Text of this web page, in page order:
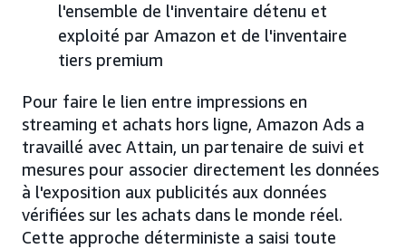
l'ensemble de l'inventaire détenu et
exploité par Amazon et de l'inventaire
tiers premium
Pour faire le lien entre impressions en
streaming et achats hors ligne, Amazon Ads a
travaillé avec Attain, un partenaire de suivi et
mesures pour associer directement les données
à l'exposition aux publicités aux données
vérifiées sur les achats dans le monde réel.
Cette approche déterministe a saisi toute